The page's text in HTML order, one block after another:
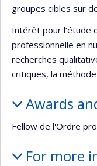
groupes cibles sur
Intérêt pour l’étude
professionnelle en
recherches
critiques, la
Awards
Fellow de l'Ordre
For more